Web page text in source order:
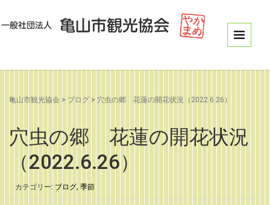
亀山市観光協会 > ブログ > 穴虫の郷 花蓮の開花状況（2022.6.26）
穴虫の郷 花蓮の開花状況
（2022.6.26）
カテゴリー: ブログ, 季節